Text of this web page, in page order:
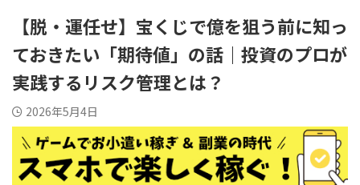
【脱・運任せ】宝くじで億を狙う前に知っ
ておきたい「期待値」の話｜投資のプロが
実践するリスク管理とは？
2026年5月4日